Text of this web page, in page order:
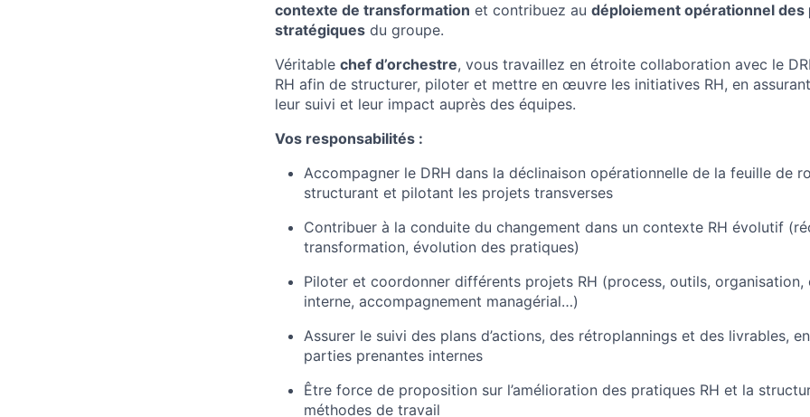
contexte de transformation et contribuez au déploiement opérationnel des
stratégiques du groupe.
Véritable chef d’orchestre, vous travaillez en étroite collaboration avec le
RH afin de structurer, piloter et mettre en œuvre les initiatives RH, en
leur suivi et leur impact auprès des équipes.
Vos responsabilités :
Accompagner le DRH dans la déclinaison opérationnelle de la feuille de
structurant et pilotant les projets transverses
Contribuer à la conduite du changement dans un contexte RH évolutif
transformation, évolution des pratiques)
Piloter et coordonner différents projets RH (process, outils, organisation,
interne, accompagnement managérial…)
Assurer le suivi des plans d’actions, des rétroplannings et des livrables,
parties prenantes internes
Être force de proposition sur l’amélioration des pratiques RH et la
méthodes de travail